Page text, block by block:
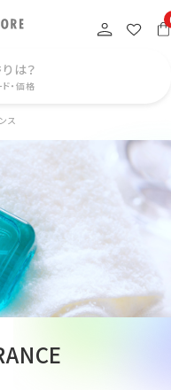
は？
・価格
ス